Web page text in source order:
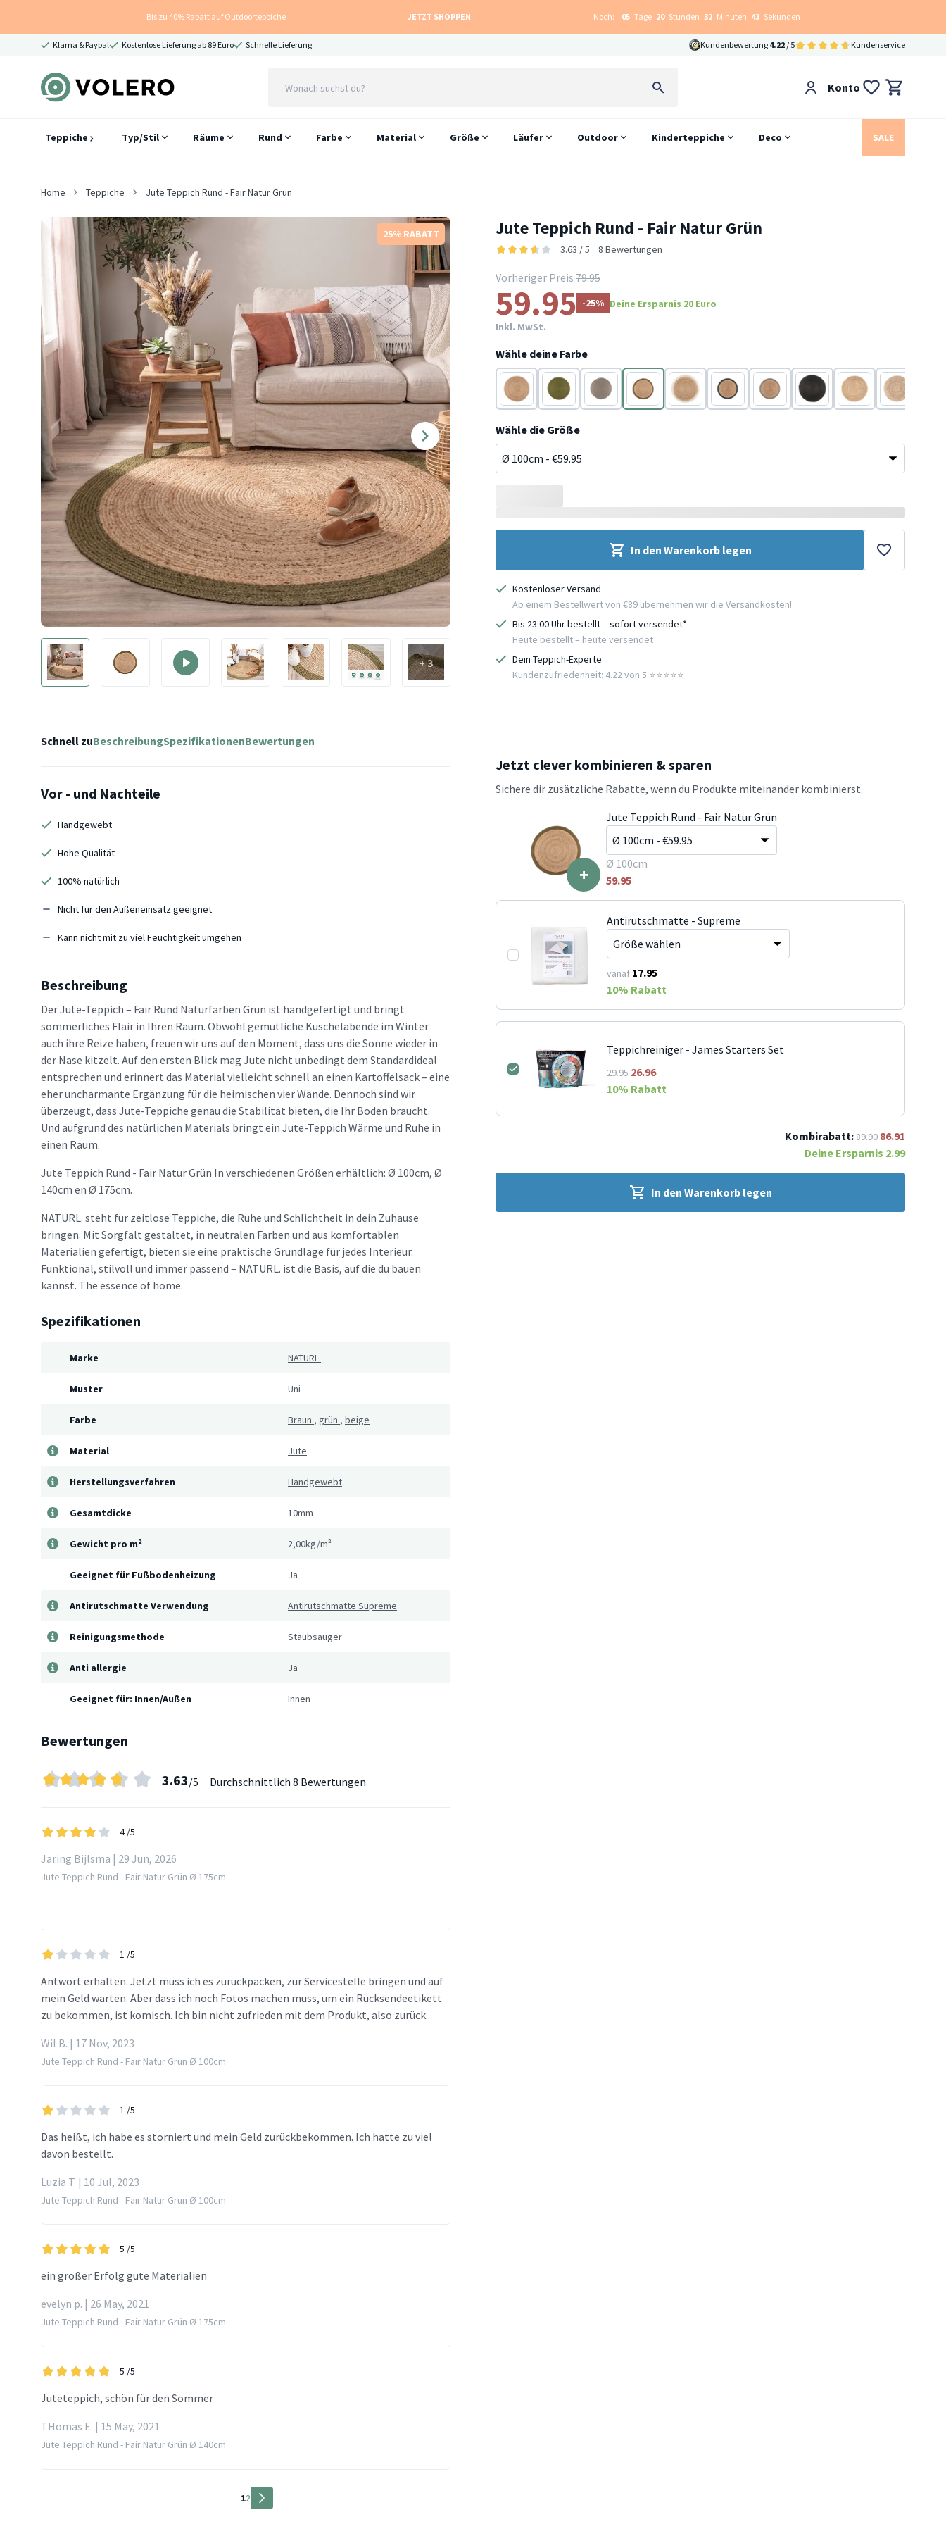
Bis zu 40% Rabatt auf Outdoorteppiche JETZT SHOPPEN Noch: 05 Tage 20 Stunden 32 Minuten 42 Sekunden
Klarna & Paypal Kostenlose Lieferung ab 89 Euro Schnelle Lieferung Kundenbewertung 4.22 / 5 Kundenservice
Konto
Teppiche Typ/Stil Räume Rund Farbe Material Größe Läufer Outdoor Kinderteppiche Deco SALE
Home Teppiche Jute Teppich Rund - Fair Natur Grün
25% RABATT
+ 3
Jute Teppich Rund - Fair Natur Grün
3.63 / 5 8 Bewertungen
Vorheriger Preis 79.95
59.95 -25% Deine Ersparnis 20 Euro
Inkl. MwSt.
Wähle deine Farbe
Beige Grün Grau Beige Beige SchwarzGrau SchwarzBraun
Braun
Wähle die Größe
In den Warenkorb legen
Kostenloser Versand
Ab einem Bestellwert von €89 übernehmen wir die Versandkosten!
Bis 23:00 Uhr bestellt – sofort versendet*
Heute bestellt – heute versendet
Dein Teppich-Experte
Kundenzufriedenheit: 4.22 von 5 ⭐️⭐️⭐️⭐️⭐️
Schnell zuBeschreibungSpezifikationenBewertungen
Vor - und Nachteile
Handgewebt
Hohe Qualität
100% natürlich
Nicht für den Außeneinsatz geeignet
Kann nicht mit zu viel Feuchtigkeit umgehen
Beschreibung
Der Jute-Teppich – Fair Rund Naturfarben Grün ist handgefertigt und bringt
sommerliches Flair in Ihren Raum. Obwohl gemütliche Kuschelabende im Winter
auch ihre Reize haben, freuen wir uns auf den Moment, dass uns die Sonne wieder in
der Nase kitzelt. Auf den ersten Blick mag Jute nicht unbedingt dem Standardideal
entsprechen und erinnert das Material vielleicht schnell an einen Kartoffelsack – eine
eher uncharmante Ergänzung für die heimischen vier Wände. Dennoch sind wir
überzeugt, dass Jute-Teppiche genau die Stabilität bieten, die Ihr Boden braucht.
Und aufgrund des natürlichen Materials bringt ein Jute-Teppich Wärme und Ruhe in
einen Raum.
Jute Teppich Rund - Fair Natur Grün In verschiedenen Größen erhältlich: Ø 100cm, Ø
140cm en Ø 175cm.
NATURL. steht für zeitlose Teppiche, die Ruhe und Schlichtheit in dein Zuhause
bringen. Mit Sorgfalt gestaltet, in neutralen Farben und aus komfortablen
Materialien gefertigt, bieten sie eine praktische Grundlage für jedes Interieur.
Funktional, stilvoll und immer passend – NATURL. ist die Basis, auf die du bauen
kannst. The essence of home.
Spezifikationen
Marke NATURL.
Muster Uni
Farbe Braun , grün , beige
Material Jute
Herstellungsverfahren Handgewebt
Gesamtdicke 10mm
Gewicht pro m² 2,00kg/m²
Geeignet für Fußbodenheizung Ja
Antirutschmatte Verwendung Antirutschmatte Supreme
Reinigungsmethode Staubsauger
Anti allergie Ja
Geeignet für: Innen/Außen Innen
Bewertungen
3.63/5 Durchschnittlich 8 Bewertungen
4 /5
Jaring Bijlsma | 29 Jun, 2026
Jute Teppich Rund - Fair Natur Grün Ø 175cm
1 /5
Antwort erhalten. Jetzt muss ich es zurückpacken, zur Servicestelle bringen und auf
mein Geld warten. Aber dass ich noch Fotos machen muss, um ein Rücksendeetikett
zu bekommen, ist komisch. Ich bin nicht zufrieden mit dem Produkt, also zurück.
Wil B. | 17 Nov, 2023
Jute Teppich Rund - Fair Natur Grün Ø 100cm
1 /5
Das heißt, ich habe es storniert und mein Geld zurückbekommen. Ich hatte zu viel
davon bestellt.
Luzia T. | 10 Jul, 2023
Jute Teppich Rund - Fair Natur Grün Ø 100cm
5 /5
ein großer Erfolg gute Materialien
evelyn p. | 26 May, 2021
Jute Teppich Rund - Fair Natur Grün Ø 175cm
5 /5
Juteteppich, schön für den Sommer
THomas E. | 15 May, 2021
Jute Teppich Rund - Fair Natur Grün Ø 140cm
12
Jetzt clever kombinieren & sparen
Sichere dir zusätzliche Rabatte, wenn du Produkte miteinander kombinierst.
+
Jute Teppich Rund - Fair Natur Grün
Ø 100cm
59.95
Antirutschmatte - Supreme
vanaf 17.95
10% Rabatt
Teppichreiniger - James Starters Set
29.95 26.96
10% Rabatt
Kombirabatt:89.90 86.91
Deine Ersparnis 2.99
In den Warenkorb legen